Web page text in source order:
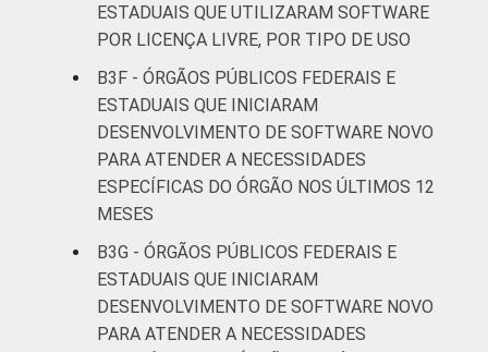
ESTADUAIS QUE UTILIZARAM SOFTWARE
POR LICENÇA LIVRE, POR TIPO DE USO
B3F - ÓRGÃOS PÚBLICOS FEDERAIS E
ESTADUAIS QUE INICIARAM
DESENVOLVIMENTO DE SOFTWARE NOVO
PARA ATENDER A NECESSIDADES
ESPECÍFICAS DO ÓRGÃO NOS ÚLTIMOS 12
MESES
B3G - ÓRGÃOS PÚBLICOS FEDERAIS E
ESTADUAIS QUE INICIARAM
DESENVOLVIMENTO DE SOFTWARE NOVO
PARA ATENDER A NECESSIDADES